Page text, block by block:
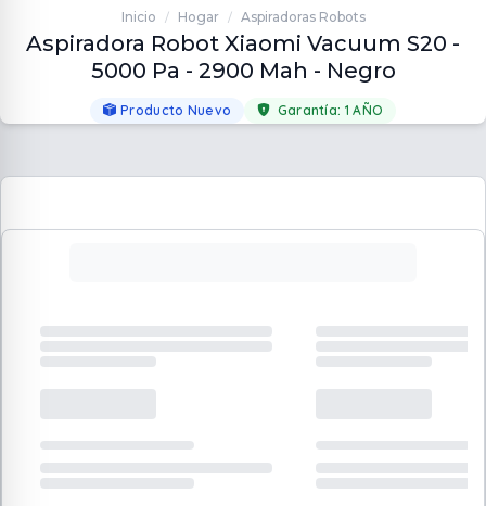
Inicio / Hogar / Aspiradoras Robots
Aspiradora Robot Xiaomi Vacuum S20 -
5000 Pa - 2900 Mah - Negro
Producto Nuevo Garantía: 1 AÑO